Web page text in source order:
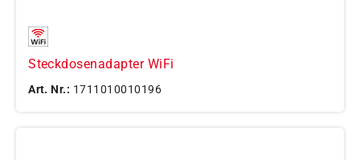
Steckdosenadapter WiFi
Art. Nr.: 1711010010196